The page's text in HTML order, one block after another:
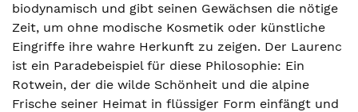
biodynamisch und gibt seinen Gewächsen die nötige
Zeit, um ohne modische Kosmetik oder künstliche
Eingriffe ihre wahre Herkunft zu zeigen. Der Laurenc
ist ein Paradebeispiel für diese Philosophie: Ein
Rotwein, der die wilde Schönheit und die alpine
Frische seiner Heimat in flüssiger Form einfängt und